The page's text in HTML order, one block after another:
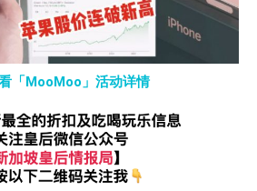
「MooMoo」活动详情